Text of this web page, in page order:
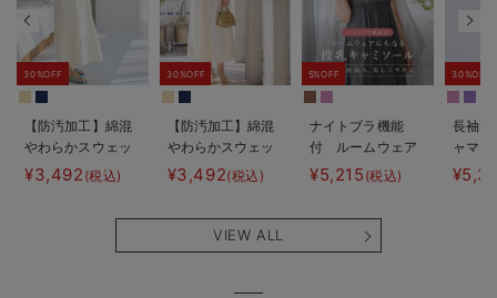
30%OFF
【防汚加工】綿混
やわらかスウェッ
ト半袖ティアード
ネグリジェ マタ
¥3,492 (税込)
30%OFF
【防汚加工】綿混
やわらかスウェッ
ト半袖フレアワン
ピース マタニテ
も長く使える】
¥3,492(税込)
5%OFF
ナイトブラ機能
付 ルームウェア
にもなる授乳キャ
ミソール
¥5,215 (税込)
30%OFF
長袖サ
ャマ
ェー
VIEW ALL